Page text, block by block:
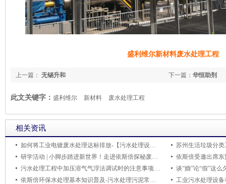
盛利维尔新材料废水处理工程
下一篇： 华恒助剂
上一篇： 无锡升和
此文关键字： 盛利维尔 新材料 废水处理工程
相关资讯
如何将工业电镀废水处理达标排放-【污水处理设备环保知识】
苏州生活垃圾分
研学活动 | 小脚步踏进新世界！走进依斯倍探秘废水都去哪了？
污水处理工程中加压溶气气浮法调试时的注意事项有哪些？
谈“婚”论“假”这
依斯倍环保水处理基本知识普及-污水处理污泥常见物理性质异常分析控制方法